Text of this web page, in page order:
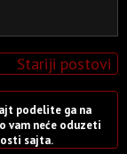
Stariji postovi
podelite ga na
vam neće oduzeti
sajta.